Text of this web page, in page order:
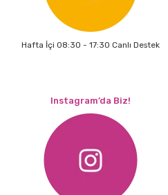
Hafta İçi 08:30 - 17:30 Canlı Destek
Instagram’da Biz!